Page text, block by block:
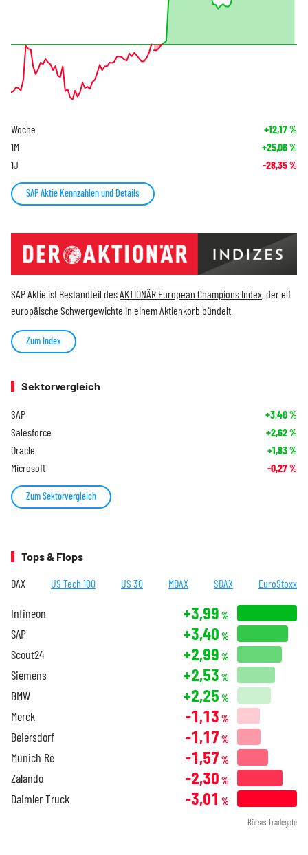
Woche +12,17%
1M +25,06%
1J -28,35%
SAP Aktie Kennzahlen und Details
SAP Aktie ist Bestandteil desAKTIONÄR European Champions Index, der elf
europäische Schwergewichte in einem Aktienkorb bündelt.
Zum Index
Sektorvergleich
SAP +3,40%
Salesforce +2,62%
Oracle +1,83%
Microsoft -0,27%
Zum Sektorvergleich
Tops & Flops
DAX US Tech 100 US 30 MDAX SDAX EuroStoxx
Infineon +3,99 %
SAP +3,40 %
Scout24 +2,99 %
Siemens +2,53 %
BMW +2,25 %
Merck -1,13 %
Beiersdorf -1,17 %
Munich Re -1,57 %
Zalando -2,30 %
Daimler Truck -3,01 %
Börse: Tradegate